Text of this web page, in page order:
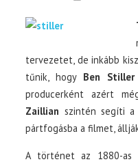
tervezetet, de inkább
tűnik, hogyBen Stiller
producerként azért
Zaillian szintén segíti
pártfogásba a filmet,
A történet az 1880-as